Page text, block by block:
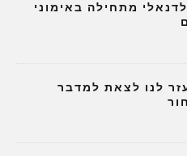
מתחילה באימוני
לנו לצאת למדבר